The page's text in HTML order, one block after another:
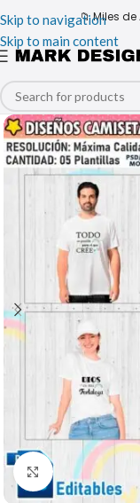
Skip to navigation
Skip to main content
📁 Miles
Click to enlarge